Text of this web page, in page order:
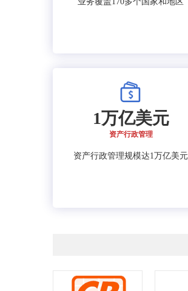
1万亿美元
资产行政管理
资产行政管理规模达1万亿美元